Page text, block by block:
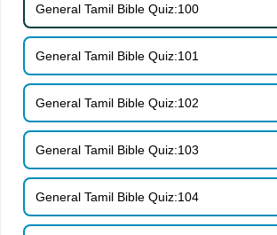
General Tamil Bible Quiz:100
General Tamil Bible Quiz:101
General Tamil Bible Quiz:102
General Tamil Bible Quiz:103
General Tamil Bible Quiz:104